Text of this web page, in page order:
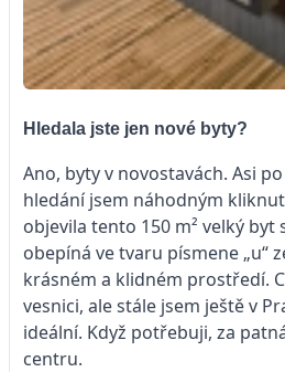
Hledala jste jen nové byty?
Ano, byty v novostavách. Asi
hledání jsem náhodným
objevila tento 150 m² velký
obepíná ve tvaru písmene „u“
krásném a klidném prostředí.
vesnici, ale stále jsem ještě v
ideální. Když potřebuji, za
centru.